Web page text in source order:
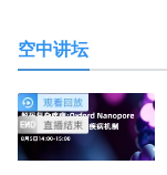
空中讲坛